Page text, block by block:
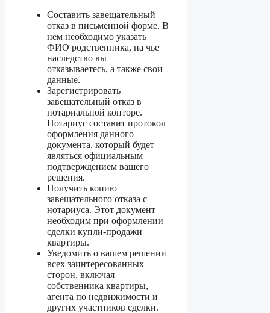
Составить завещательный
отказ в письменной форме. В
нем необходимо указать
ФИО родственника, на чье
наследство вы
отказываетесь, а также свои
данные.
Зарегистрировать
завещательный отказ в
нотариальной конторе.
Нотариус составит протокол
оформления данного
документа, который будет
являться официальным
подтверждением вашего
решения.
Получить копию
завещательного отказа с
нотариуса. Этот документ
необходим при оформлении
сделки купли-продажи
квартиры.
Уведомить о вашем решении
всех заинтересованных
сторон, включая
собственника квартиры,
агента по недвижимости и
других участников сделки.